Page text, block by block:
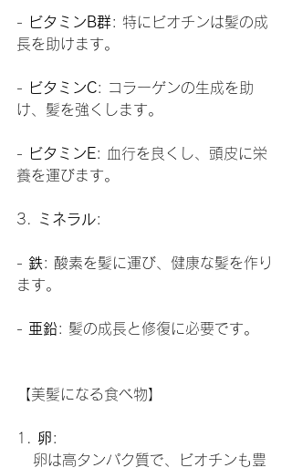
- ビタミンB群: 特にビオチンは髪の成
長を助けます。
- ビタミンC: コラーゲンの生成を助
け、髪を強くします。
- ビタミンE: 血行を良くし、頭皮に栄
養を運びます。
3. ミネラル:
- 鉄: 酸素を髪に運び、健康な髪を作り
ます。
- 亜鉛: 髪の成長と修復に必要です。
【美髪になる食べ物】
1. 卵 :
卵は高タンパク質で、ビオチンも豊